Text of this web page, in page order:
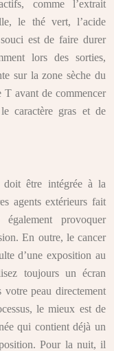
comme l’extrait
le thé vert, l’acide
est de faire durer
lors des sorties,
sur la zone sèche du
T avant de commencer
caractère gras et de
être intégrée à la
agents extérieurs fait
provoquer
En outre, le cancer
d’une exposition au
toujours un écran
votre peau directement
le mieux est de
qui contient déjà un
Pour la nuit, il